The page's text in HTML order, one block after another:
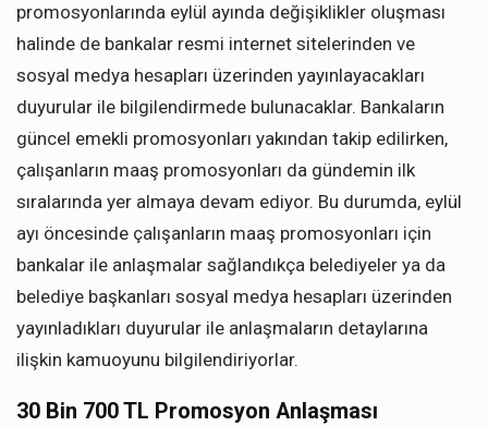
promosyonlarında eylül ayında değişiklikler oluşması
halinde de bankalar resmi internet sitelerinden ve
sosyal medya hesapları üzerinden yayınlayacakları
duyurular ile bilgilendirmede bulunacaklar. Bankaların
güncel emekli promosyonları yakından takip edilirken,
çalışanların maaş promosyonları da gündemin ilk
sıralarında yer almaya devam ediyor. Bu durumda, eylül
ayı öncesinde çalışanların maaş promosyonları için
bankalar ile anlaşmalar sağlandıkça belediyeler ya da
belediye başkanları sosyal medya hesapları üzerinden
yayınladıkları duyurular ile anlaşmaların detaylarına
ilişkin kamuoyunu bilgilendiriyorlar.
30 Bin 700 TL Promosyon Anlaşması